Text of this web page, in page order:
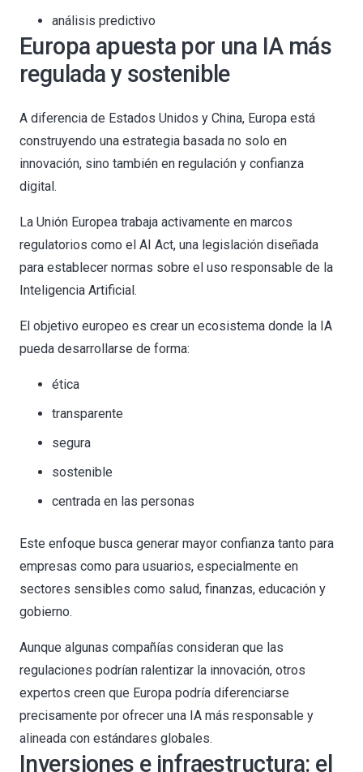
análisis predictivo
Europa apuesta por una IA más
regulada y sostenible
A diferencia de Estados Unidos y China, Europa está
construyendo una estrategia basada no solo en
innovación, sino también en regulación y confianza
digital.
La Unión Europea trabaja activamente en marcos
regulatorios como el AI Act, una legislación diseñada
para establecer normas sobre el uso responsable de la
Inteligencia Artificial.
El objetivo europeo es crear un ecosistema donde la IA
pueda desarrollarse de forma:
ética
transparente
segura
sostenible
centrada en las personas
Este enfoque busca generar mayor confianza tanto para
empresas como para usuarios, especialmente en
sectores sensibles como salud, finanzas, educación y
gobierno.
Aunque algunas compañías consideran que las
regulaciones podrían ralentizar la innovación, otros
expertos creen que Europa podría diferenciarse
precisamente por ofrecer una IA más responsable y
alineada con estándares globales.
Inversiones e infraestructura: el